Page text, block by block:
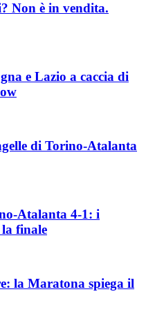
Non è in vendita.
e Lazio a caccia di
di Torino-Atalanta
Atalanta 4-1: i
la finale
la Maratona spiega il